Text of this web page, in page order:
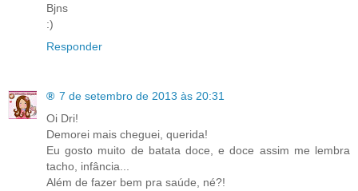
Bjns
:)
Responder
® 7 de setembro de 2013 às 20:31
Oi Dri!
Demorei mais cheguei, querida!
Eu gosto muito de batata doce, e doce assim me lembra
tacho, infância...
Além de fazer bem pra saúde, né?!